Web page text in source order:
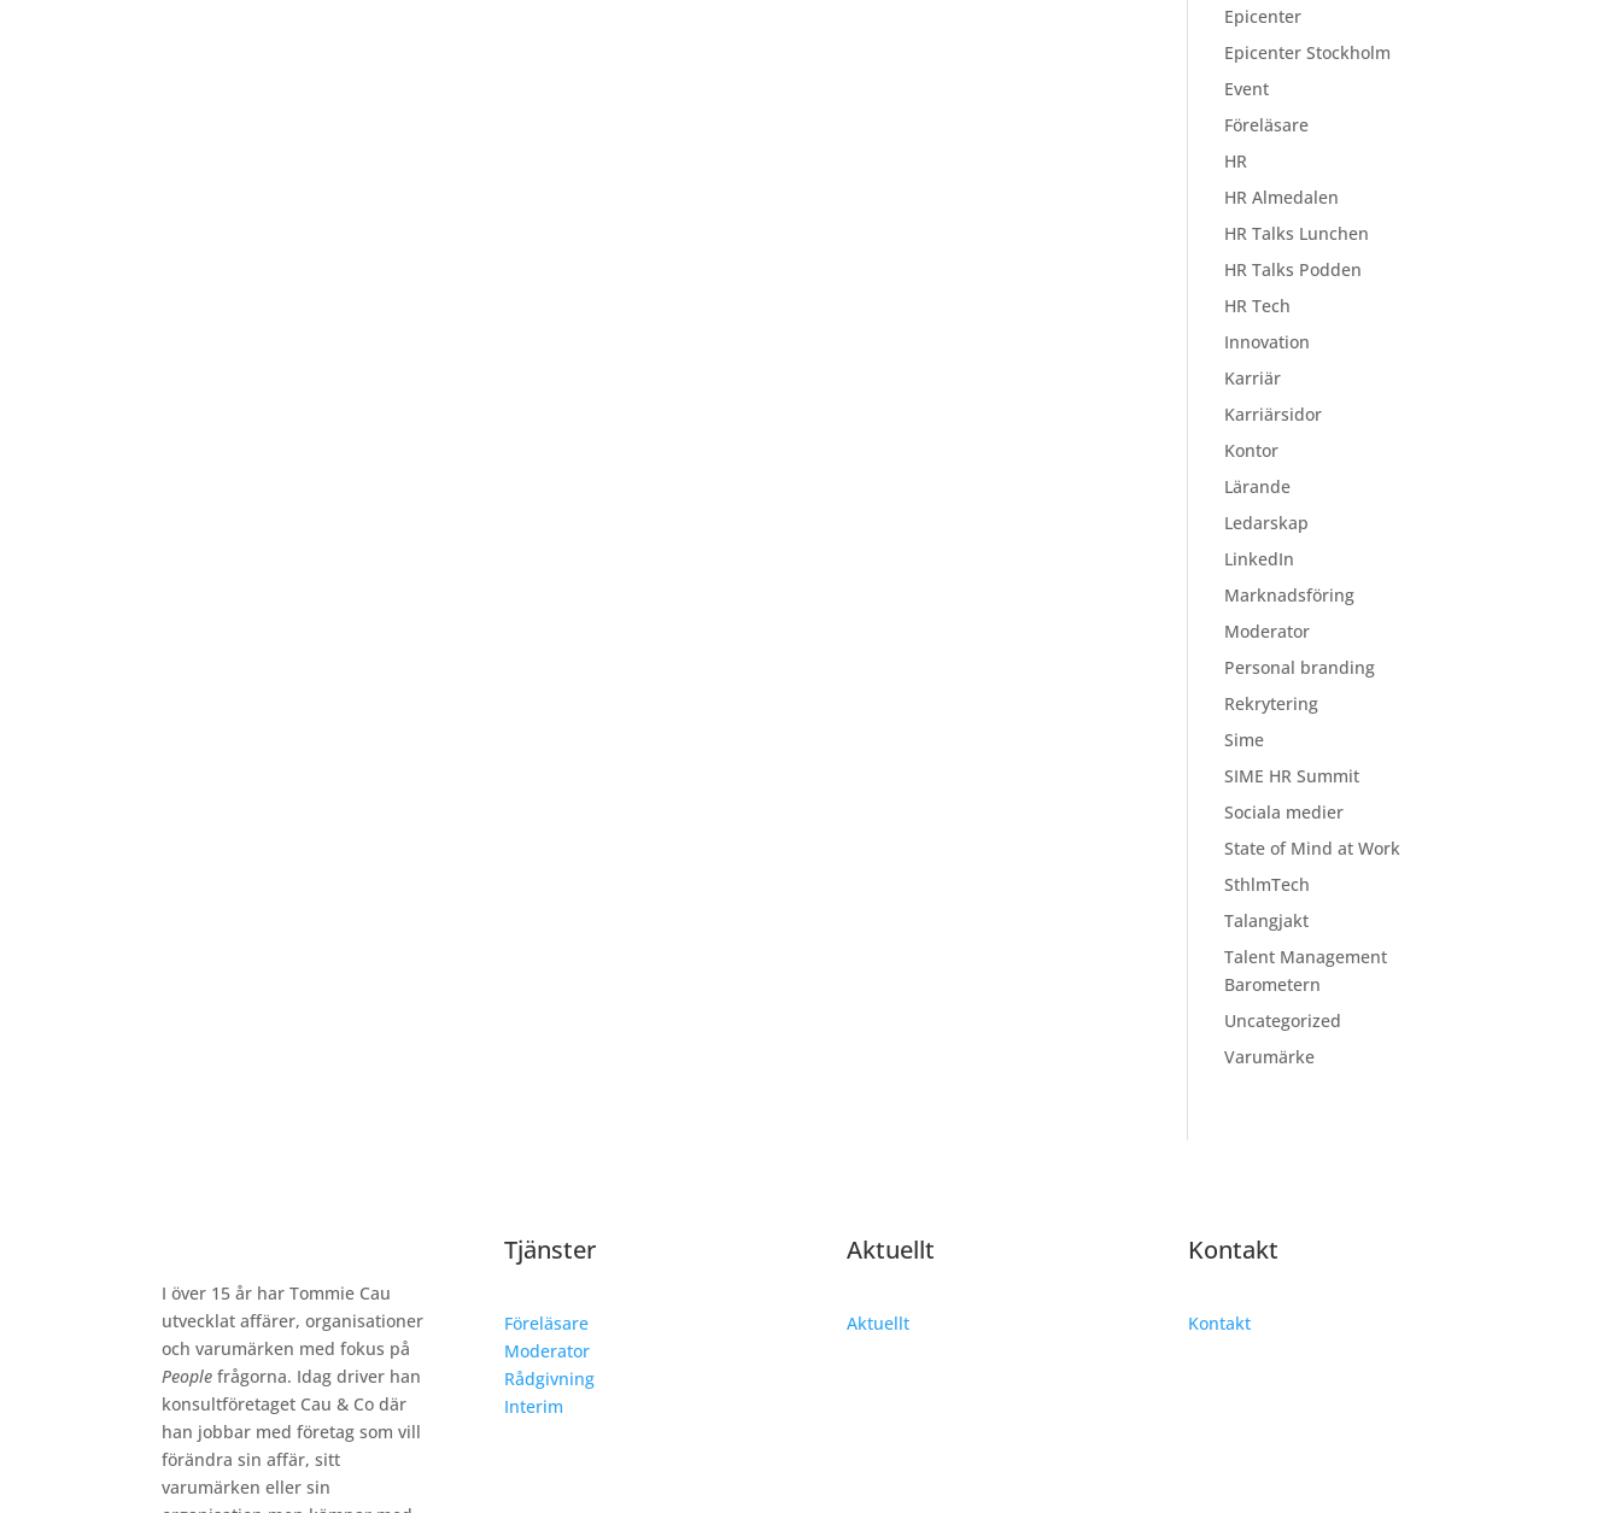
Epicenter
Epicenter Stockholm
Event
Föreläsare
HR
HR Almedalen
HR Talks Lunchen
HR Talks Podden
HR Tech
Innovation
Karriär
Karriärsidor
Kontor
Lärande
Ledarskap
LinkedIn
Marknadsföring
Moderator
Personal branding
Rekrytering
Sime
SIME HR Summit
Sociala medier
State of Mind at Work
SthlmTech
Talangjakt
Talent Management
Barometern
Uncategorized
Varumärke
I över 15 år har Tommie Cau
utvecklat affärer, organisationer
och varumärken med fokus på
People frågorna. Idag driver han
konsultföretaget Cau & Co där
han jobbar med företag som vill
förändra sin affär, sitt
varumärken eller sin
Tjänster
Föreläsare
Moderator
Rådgivning
Interim
Aktuellt
Aktuellt
Kontakt
Kontakt